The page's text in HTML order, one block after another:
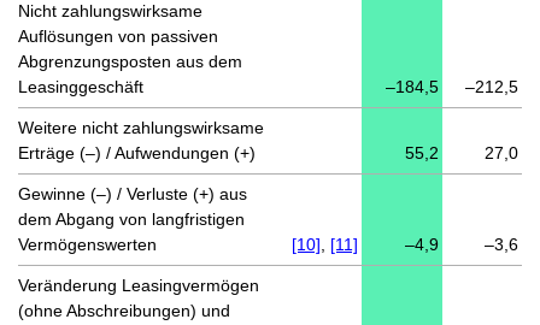
Nicht zahlungswirksame
Auflösungen von passiven
Abgrenzungsposten aus dem
Leasinggeschäft
–184,5 –212,5
Weitere nicht zahlungswirksame
Erträge (–) / Aufwendungen (+)
55,2 27,0
Gewinne (–) / Verluste (+) aus
dem Abgang von langfristigen
Vermögenswerten
[10] [11] –4,9 –3,6
Veränderung Leasingvermögen
(ohne Abschreibungen) und